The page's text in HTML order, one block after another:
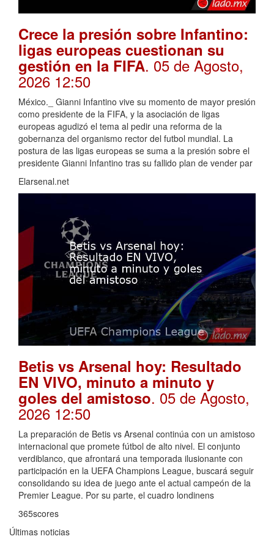
Crece la presión sobre Infantino:
ligas europeas cuestionan su
gestión en la FIFA. 05 de Agosto,
2026 12:50
México._ Gianni Infantino vive su momento de mayor presión
como presidente de la FIFA, y la asociación de ligas
europeas agudizó el tema al pedir una reforma de la
gobernanza del organismo rector del futbol mundial. La
postura de las ligas europeas se suma a la presión sobre el
presidente Gianni Infantino tras su fallido plan de vender par
Elarsenal.net
Betis vs Arsenal hoy: Resultado
EN VIVO, minuto a minuto y
goles del amistoso. 05 de Agosto,
2026 12:50
La preparación de Betis vs Arsenal continúa con un amistoso
internacional que promete fútbol de alto nivel. El conjunto
verdiblanco, que afrontará una temporada ilusionante con
participación en la UEFA Champions League, buscará seguir
consolidando su idea de juego ante el actual campeón de la
Premier League. Por su parte, el cuadro londinens
365scores
Últimas noticias